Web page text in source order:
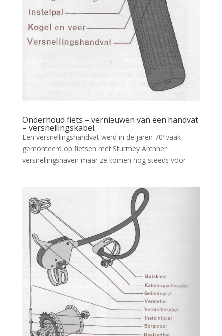
Onderhoud fiets – vernieuwen van een handvat
– versnellingskabel
Een versnellingshandvat werd in de jaren 70′ vaak
gemonteerd op fietsen met Sturmey Archner
versnellingsnaven maar ze komen nog steeds voor